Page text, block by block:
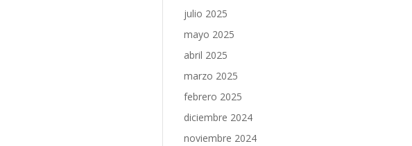
julio 2025
mayo 2025
abril 2025
marzo 2025
febrero 2025
diciembre 2024
noviembre 2024